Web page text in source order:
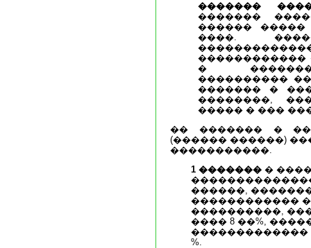
�������
�������
������
����.
������������
�
����������
������� �
��������,
����� � ���
�� ������� �
(������ ������)
�����������.
1 ������� �
������,
������������
����������,
���� 8 ��%,
�������������
%.